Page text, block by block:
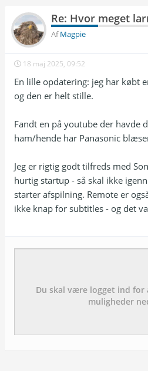
Re: Hvor meget
AfMagpie
18 maj 2025, 09:52
En lille opdatering: jeg har købt
og den er helt stille.
Fandt en på youtube der havde
ham/hende har Panasonic
Jeg er rigtig godt tilfreds med
hurtig startup - så skal ikke
starter afspilning. Remote er
ikke knap for subtitles - og det